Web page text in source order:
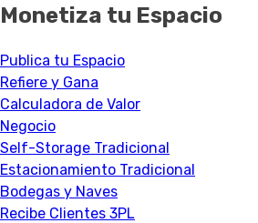
Monetiza tu Espacio
Publica tu Espacio
Refiere y Gana
Calculadora de Valor
Negocio
Self-Storage Tradicional
Estacionamiento Tradicional
Bodegas y Naves
Recibe Clientes 3PL